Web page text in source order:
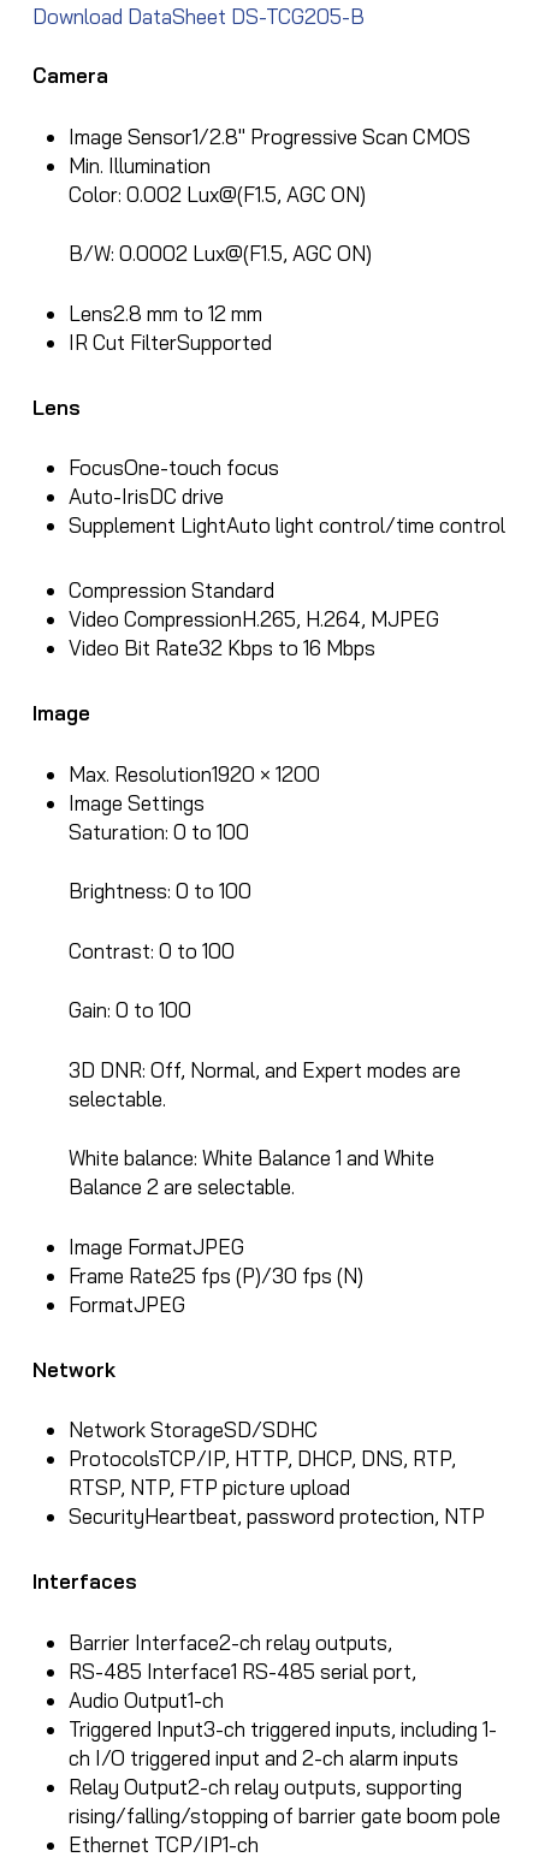
Download DataSheet DS-TCG205-B
Camera
Image Sensor1/2.8″ Progressive Scan CMOS
Min. Illumination
Color: 0.002 Lux@(F1.5, AGC ON)
B/W: 0.0002 Lux@(F1.5, AGC ON)
Lens2.8 mm to 12 mm
IR Cut FilterSupported
Lens
FocusOne-touch focus
Auto-IrisDC drive
Supplement LightAuto light control/time control
Compression Standard
Video CompressionH.265, H.264, MJPEG
Video Bit Rate32 Kbps to 16 Mbps
Image
Max. Resolution1920 × 1200
Image Settings
Saturation: 0 to 100
Brightness: 0 to 100
Contrast: 0 to 100
Gain: 0 to 100
3D DNR: Off, Normal, and Expert modes are
selectable.
White balance: White Balance 1 and White
Balance 2 are selectable.
Image FormatJPEG
Frame Rate25 fps (P)/30 fps (N)
FormatJPEG
Network
Network StorageSD/SDHC
ProtocolsTCP/IP, HTTP, DHCP, DNS, RTP,
RTSP, NTP, FTP picture upload
SecurityHeartbeat, password protection, NTP
Interfaces
Barrier Interface2-ch relay outputs,
RS-485 Interface1 RS-485 serial port,
Audio Output1-ch
Triggered Input3-ch triggered inputs, including 1-
ch I/O triggered input and 2-ch alarm inputs
Relay Output2-ch relay outputs, supporting
rising/falling/stopping of barrier gate boom pole
Ethernet TCP/IP1-ch